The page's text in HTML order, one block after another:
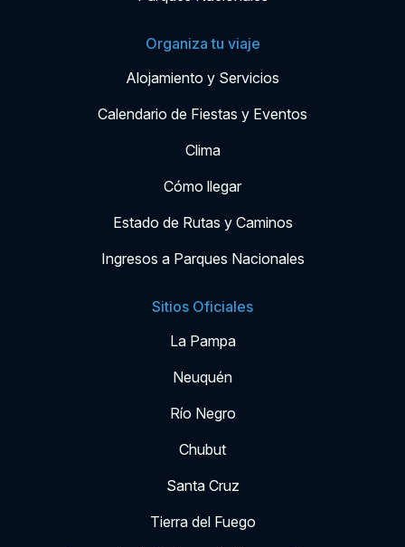
Organiza tu viaje
Alojamiento y Servicios
Calendario de Fiestas y Eventos
Clima
Cómo llegar
Estado de Rutas y Caminos
Ingresos a Parques Nacionales
Sitios Oficiales
La Pampa
Neuquén
Río Negro
Chubut
Santa Cruz
Tierra del Fuego